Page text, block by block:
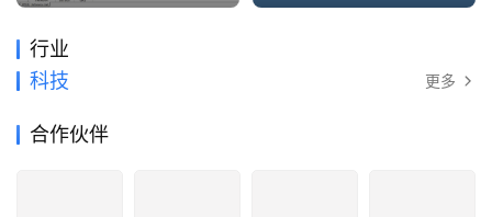
行业
科技
更多
合作伙伴